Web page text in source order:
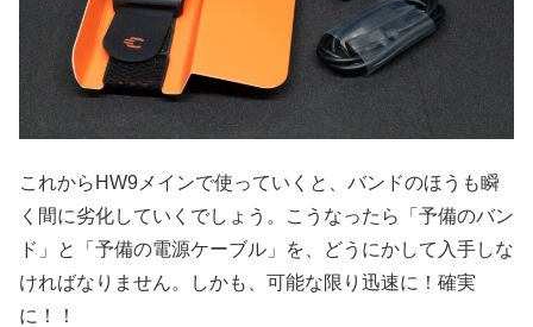
これからHW9メインで使っていくと、バンドのほうも瞬
く間に劣化していくでしょう。こうなったら「予備のバン
ド」と「予備の電源ケーブル」を、どうにかして入手しな
ければなりません。しかも、可能な限り迅速に！確実
に！！